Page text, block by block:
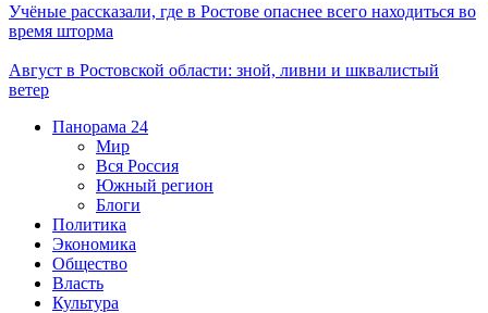
Учёные рассказали, где в Ростове опаснее всего находиться во
время шторма
Август в Ростовской области: зной, ливни и шквалистый
ветер
Панорама 24
Мир
Вся Россия
Южный регион
Блоги
Политика
Экономика
Общество
Власть
Культура